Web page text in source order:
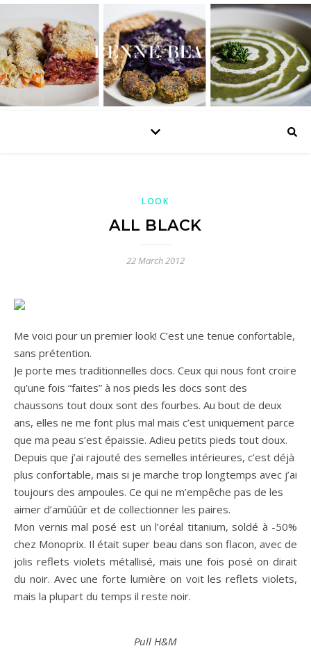
LOOK
ALL BLACK
22 March 2012
Me voici pour un premier look! C’est une tenue confortable,
sans prétention.
Je porte mes traditionnelles docs. Ceux qui nous font croire
qu’une fois “faites” à nos pieds les docs sont des
chaussons tout doux sont des fourbes. Au bout de deux
ans, elles ne me font plus mal mais c’est uniquement parce
que ma peau s’est épaissie. Adieu petits pieds tout doux.
Depuis que j’ai rajouté des semelles intérieures, c’est déjà
plus confortable, mais si je marche trop longtemps avec j’ai
toujours des ampoules. Ce qui ne m’empêche pas de les
aimer d’amûûûr et de collectionner les paires.
Mon vernis mal posé est un l’oréal titanium, soldé à -50%
chez Monoprix. Il était super beau dans son flacon, avec de
jolis reflets violets métallisé, mais une fois posé on dirait
du noir. Avec une forte lumière on voit les reflets violets,
mais la plupart du temps il reste noir.
Pull H&M